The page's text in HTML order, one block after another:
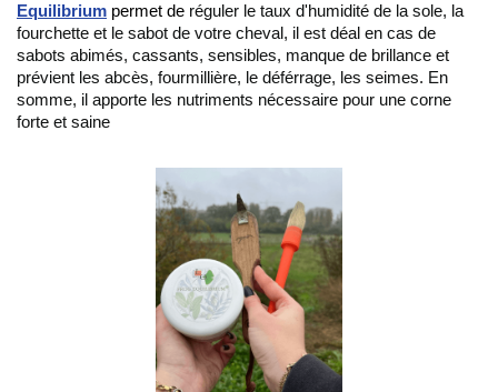
Equilibrium permet de réguler le taux d'humidité de la sole, la
fourchette et le sabot de votre cheval, il est déal en cas de
sabots abimés, cassants, sensibles, manque de brillance et
prévient les abcès, fourmillière, le déférrage, les seimes. En
somme, il apporte les nutriments nécessaire pour une corne
forte et saine